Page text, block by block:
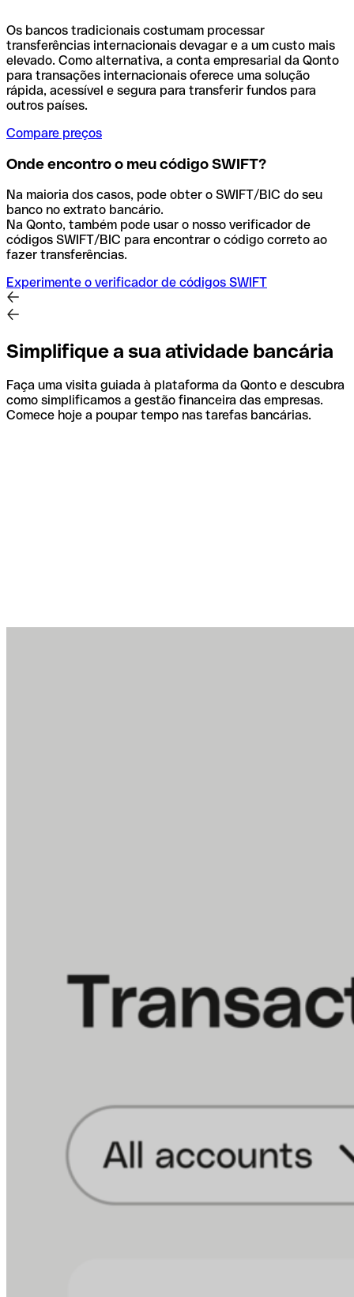
Os bancos tradicionais costumam processar
transferências internacionais devagar e a um custo mais
elevado. Como alternativa, a conta empresarial da Qonto
para transações internacionais oferece uma solução
rápida, acessível e segura para transferir fundos para
outros países.
Compare preços
Onde encontro o meu código SWIFT?
Na maioria dos casos, pode obter o SWIFT/BIC do seu
banco no extrato bancário.
Na Qonto, também pode usar o nosso verificador de
códigos SWIFT/BIC para encontrar o código correto ao
fazer transferências.
Experimente o verificador de códigos SWIFT
Simplifique a sua atividade bancária
Faça uma visita guiada à plataforma da Qonto e descubra
como simplificamos a gestão financeira das empresas.
Comece hoje a poupar tempo nas tarefas bancárias.